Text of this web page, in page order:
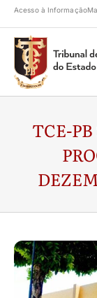
Acesso à Informação
TCE-